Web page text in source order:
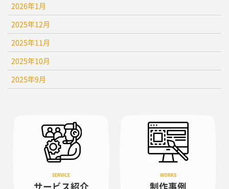
2026年1月
2025年12月
2025年11月
2025年10月
2025年9月